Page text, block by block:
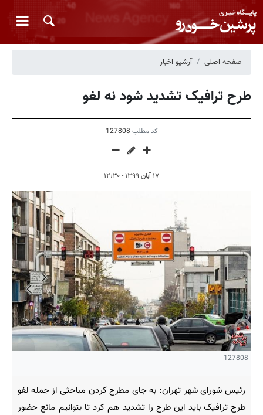
صفحه اصلی آرشیو اخبار
طرح ترافیک تشدید شود نه لغو
کد مطلب 127808
۱۷ آبان ۱۳۹۹ - ۱۲:۳۰
127808
رئیس شورای شهر تهران: به جای مطرح کردن مباحثی از جمله لغو
طرح ترافیک باید این طرح را تشدید هم کرد تا بتوانیم مانع حضور